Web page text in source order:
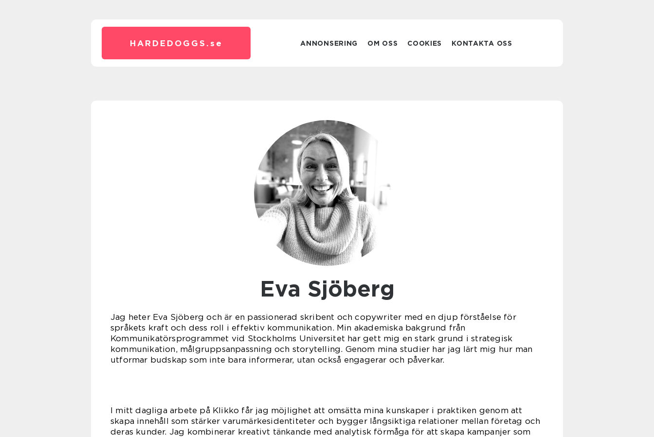
HARDEDOGGS. se ANNONSERING OM OSS COOKIES KONTAKTA OSS
Eva Sjöberg
Jag heter Eva Sjöberg och är en passionerad skribent och copywriter med en djup förståelse för
språkets kraft och dess roll i effektiv kommunikation. Min akademiska bakgrund från
Kommunikatörsprogrammet vid Stockholms Universitet har gett mig en stark grund i strategisk
kommunikation, målgruppsanpassning och storytelling. Genom mina studier har jag lärt mig hur man
utformar budskap som inte bara informerar, utan också engagerar och påverkar.
I mitt dagliga arbete på Klikko får jag möjlighet att omsätta mina kunskaper i praktiken genom att
skapa innehåll som stärker varumärkesidentiteter och bygger långsiktiga relationer mellan företag och
deras kunder. Jag kombinerar kreativt tänkande med analytisk förmåga för att skapa kampanjer som